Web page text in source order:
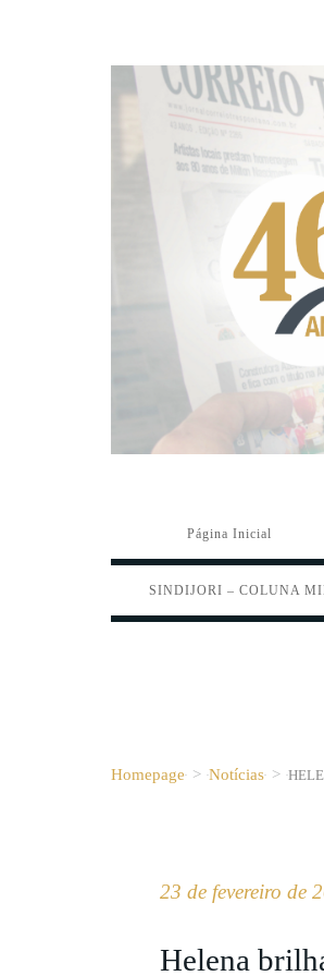
Página Inicial
SINDIJORI – COLUNA
Homepage > Notícias >
23 de fevereiro de
Helena